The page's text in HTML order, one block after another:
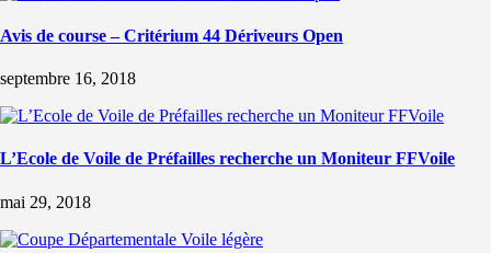
Avis de course – Critérium 44 Dériveurs Open
septembre 16, 2018
L’Ecole de Voile de Préfailles recherche un Moniteur FFVoile
mai 29, 2018